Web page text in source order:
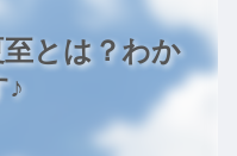
至とは？わか
♪